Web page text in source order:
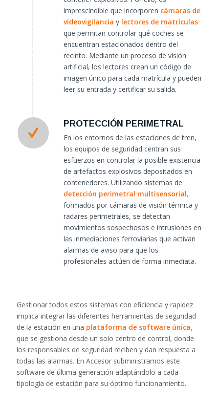
imprescindible que incorporen cámaras de
videovigilancia y lectores de matrículas
que permitan controlar qué coches se
encuentran estacionados dentro del
recinto. Mediante un proceso de visión
artificial, los lectores crean un código de
imagen único para cada matrícula y pueden
leer su entrada y certificar su salida.
PROTECCIÓN PERIMETRAL
En los entornos de las estaciones de tren,
los equipos de seguridad centran sus
esfuerzos en controlar la posible existencia
de artefactos explosivos depositados en
contenedores. Utilizando sistemas de
detección perimetral multisensorial,
formados por cámaras de visión térmica y
radares perimetrales, se detectan
movimientos sospechosos e intrusiones en
las inmediaciones ferroviarias que activan
alarmas de aviso para que los
profesionales actúen de forma inmediata.
Gestionar todos estos sistemas con eficiencia y rapidez
implica integrar las diferentes herramientas de seguridad
de la estación en una plataforma de software única,
que se gestiona desde un solo centro de control, donde
los responsables de seguridad reciben y dan respuesta a
todas las alarmas. En Accesor subministramos este
software de última generación adaptándolo a cada
tipología de estación para su óptimo funcionamiento.